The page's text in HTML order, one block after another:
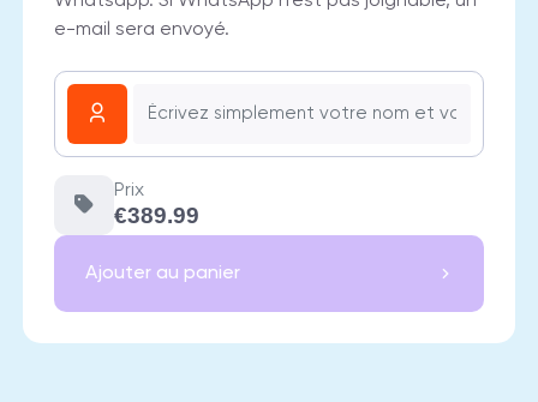
e-mail sera envoyé.
Prix
€389.99
Ajouter au panier